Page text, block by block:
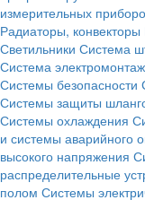
измерительных
Радиаторы, конвекторы
Светильники Система
Система
Системы безопасности
Системы защиты
Системы охлаждения
и системы аварийного
высокого напряжения
распределительные
полом Системы